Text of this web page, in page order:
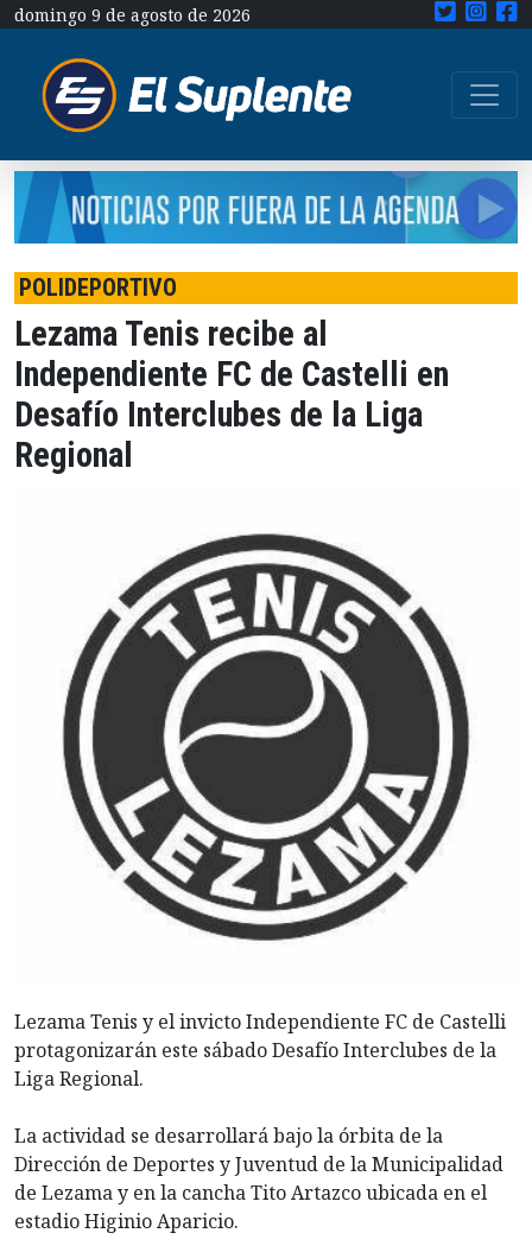
domingo 9 de agosto de 2026
POLIDEPORTIVO
Lezama Tenis recibe al
Independiente FC de Castelli en
Desafío Interclubes de la Liga
Regional
Lezama Tenis y el invicto Independiente FC de Castelli
protagonizarán este sábado Desafío Interclubes de la
Liga Regional.
La actividad se desarrollará bajo la órbita de la
Dirección de Deportes y Juventud de la Municipalidad
de Lezama y en la cancha Tito Artazco ubicada en el
estadio Higinio Aparicio.